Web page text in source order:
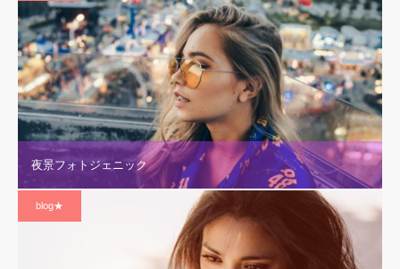
夜景フォトジェニック
blog★